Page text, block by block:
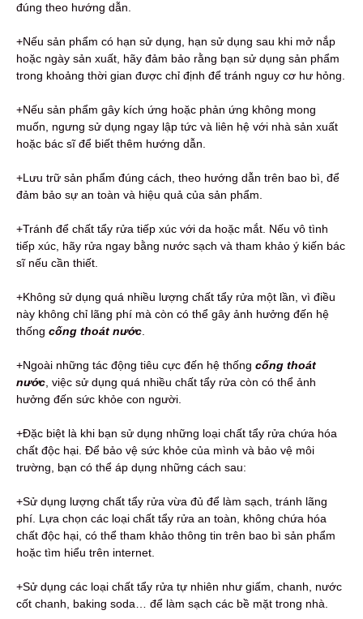
đúng theo hướng dẫn.
+Nếu sản phẩm có hạn sử dụng, hạn sử dụng sau khi mở nắp
hoặc ngày sản xuất, hãy đảm bảo rằng bạn sử dụng sản phẩm
trong khoảng thời gian được chỉ định để tránh nguy cơ hư hỏng.
+Nếu sản phẩm gây kích ứng hoặc phản ứng không mong
muốn, ngưng sử dụng ngay lập tức và liên hệ với nhà sản xuất
hoặc bác sĩ để biết thêm hướng dẫn.
+Lưu trữ sản phẩm đúng cách, theo hướng dẫn trên bao bì, để
đảm bảo sự an toàn và hiệu quả của sản phẩm.
+Tránh để chất tẩy rửa tiếp xúc với da hoặc mắt. Nếu vô tình
tiếp xúc, hãy rửa ngay bằng nước sạch và tham khảo ý kiến bác
sĩ nếu cần thiết.
+Không sử dụng quá nhiều lượng chất tẩy rửa một lần, vì điều
này không chỉ lãng phí mà còn có thể gây ảnh hưởng đến hệ
thống cống thoát nước
+Ngoài những tác động tiêu cực đến hệ thống cống thoát
nước , việc sử dụng quá nhiều chất tẩy rửa còn có thể ảnh
hưởng đến sức khỏe con người.
+Đặc biệt là khi bạn sử dụng những loại chất tẩy rửa chứa hóa
chất độc hại. Để bảo vệ sức khỏe của mình và bảo vệ môi
trường, bạn có thể áp dụng những cách sau:
+Sử dụng lượng chất tẩy rửa vừa đủ để làm sạch, tránh lãng
phí. Lựa chọn các loại chất tẩy rửa an toàn, không chứa hóa
chất độc hại, có thể tham khảo thông tin trên bao bì sản phẩm
hoặc tìm hiểu trên internet.
+Sử dụng các loại chất tẩy rửa tự nhiên như giấm, chanh, nước
cốt chanh, baking soda… để làm sạch các bề mặt trong nhà.